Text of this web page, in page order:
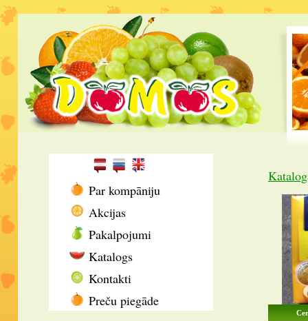
Par kompāniju
Akcijas
Pakalpojumi
Katalogs
Kontakti
Preču piegāde